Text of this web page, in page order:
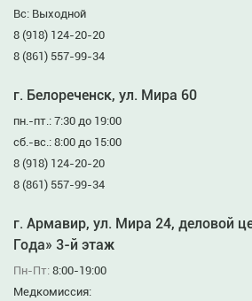
Вс: Выходной
8 (918) 124-20-20
8 (861) 557-99-34
г. Белореченск, ул. Мира 60
пн.-пт.: 7:30 до 19:00
сб.-вс.: 8:00 до 15:00
8 (918) 124-20-20
8 (861) 557-99-34
г. Армавир, ул. Мира 24, деловой
Года» 3-й этаж
Пн-Пт: 8:00-19:00
Медкомиссия: